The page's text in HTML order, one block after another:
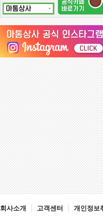
회사소개 고객센터 개인정보